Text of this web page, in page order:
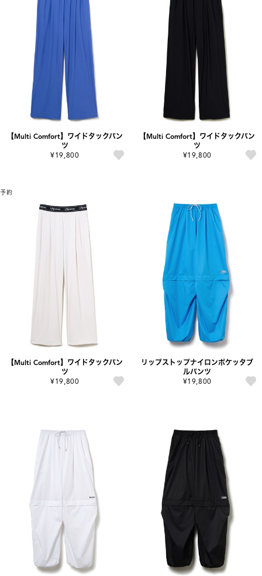
【Multi Comfort】ワイドタックパン
ツ
¥19,800
【Multi Comfort】ワイドタックパン
ツ
¥19,800
予約
【Multi Comfort】ワイドタックパン
ツ
¥19,800
リップストップナイロンポケッタブ
ルパンツ
¥19,800